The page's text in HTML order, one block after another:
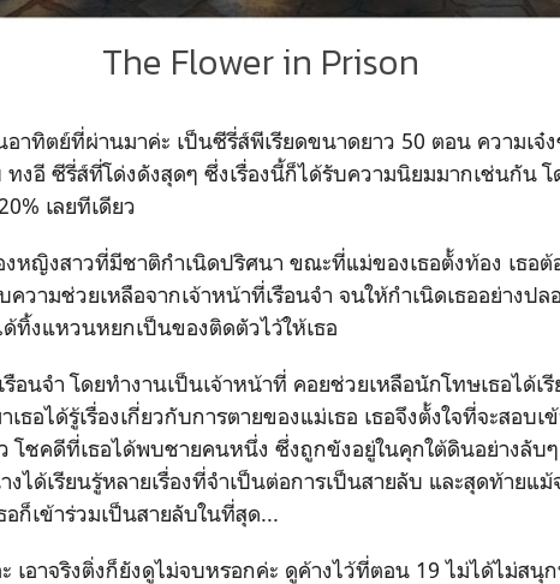
The Flower in Prison
อาทิตย์ที่ผ่านมาค่ะ เป็นซีรี่ส์พีเรียดขนาดยาว 50 ตอน ความเจ๋
งอี ซีรี่ส์ที่โด่งดังสุดๆ ซึ่งเรื่องนี้ก็ได้รับความนิยมมากเช่นกัน
เลยทีเดียว
งหญิงสาวที่มีชาติกำเนิดปริศนา ขณะที่แม่ของเธอตั้งท้อง เธอต้
ความช่วยเหลือจากเจ้าหน้าที่เรือนจำ จนให้กำเนิดเธออย่างป
ด้ทิ้งแหวนหยกเป็นของติดตัวไว้ให้เธอ
อนจำ โดยทำงานเป็นเจ้าหน้าที่ คอยช่วยเหลือนักโทษเธอได้เรี
ธอได้รู้เรื่องเกี่ยวกับการตายของแม่เธอ เธอจึงตั้งใจที่จะสอบเ
ว โชคดีที่เธอได้พบชายคนหนึ่ง ซึ่งถูกขังอยู่ในคุกใต้ดินอย่างลับ
ได้เรียนรู้หลายเรื่องที่จำเป็นต่อการเป็นสายลับ และสุดท้ายแม้
ก็เข้าร่วมเป็นสายลับในที่สุด...
เอาจริงติ่งก็ยังดูไม่จบหรอกค่ะ ดูค้างไว้ที่ตอน 19 ไม่ได้ไม่สนุ